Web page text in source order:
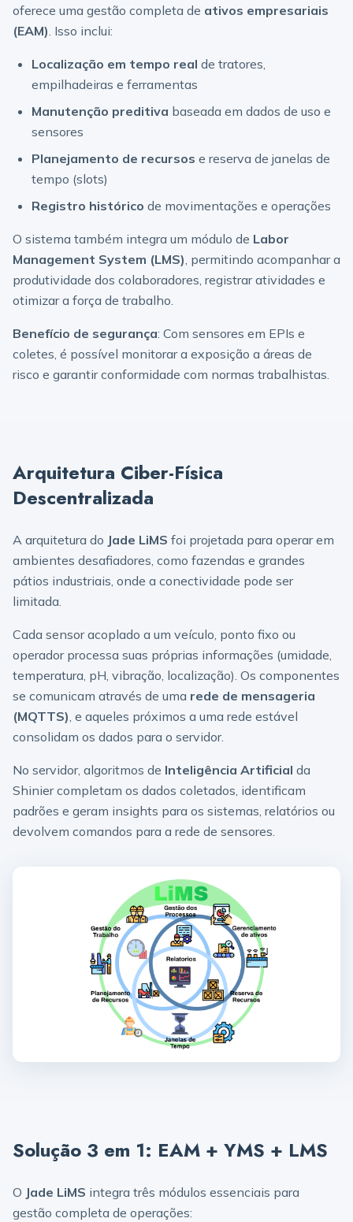
oferece uma gestão completa de ativos empresariais
(EAM). Isso inclui:
Localização em tempo real de tratores,
empilhadeiras e ferramentas
Manutenção preditiva baseada em dados de uso e
sensores
Planejamento de recursos e reserva de janelas de
tempo (slots)
Registro histórico de movimentações e operações
O sistema também integra um módulo de Labor
Management System (LMS), permitindo acompanhar a
produtividade dos colaboradores, registrar atividades e
otimizar a força de trabalho.
Benefício de segurança: Com sensores em EPIs e
coletes, é possível monitorar a exposição a áreas de
risco e garantir conformidade com normas trabalhistas.
Arquitetura Ciber-Física
Descentralizada
A arquitetura do Jade LiMS foi projetada para operar em
ambientes desafiadores, como fazendas e grandes
pátios industriais, onde a conectividade pode ser
limitada.
Cada sensor acoplado a um veículo, ponto fixo ou
operador processa suas próprias informações (umidade,
temperatura, pH, vibração, localização). Os componentes
se comunicam através de uma rede de mensageria
(MQTTS), e aqueles próximos a uma rede estável
consolidam os dados para o servidor.
No servidor, algoritmos de Inteligência Artificial da
Shinier completam os dados coletados, identificam
padrões e geram insights para os sistemas, relatórios ou
devolvem comandos para a rede de sensores.
Solução 3 em 1: EAM + YMS + LMS
O Jade LiMS integra três módulos essenciais para
gestão completa de operações: